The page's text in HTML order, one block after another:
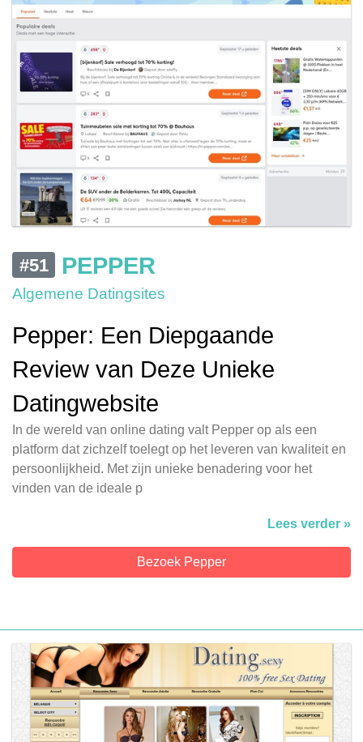
#51 PEPPER
Algemene Datingsites
Pepper: Een Diepgaande
Review van Deze Unieke
Datingwebsite
In de wereld van online dating valt Pepper op als een
platform dat zichzelf toelegt op het leveren van kwaliteit en
persoonlijkheid. Met zijn unieke benadering voor het
vinden van de ideale p
Lees verder »
Bezoek Pepper